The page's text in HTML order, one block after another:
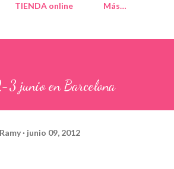
TIENDA online Más…
3 junio en Barcelona
Ramy junio 09, 2012